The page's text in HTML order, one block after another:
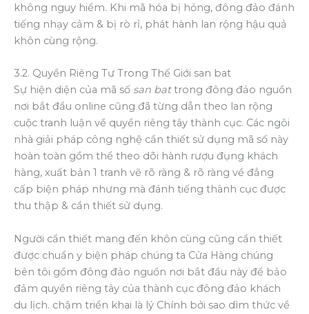
không nguy hiểm. Khi mã hóa bị hỏng, đông đảo đánh
tiếng nhạy cảm & bị rò rỉ, phát hành lan rộng hậu quả
khôn cùng rộng.
3.2. Quyền Riêng Tư Trong Thế Giới san bat
Sự hiện diện của mã số san battrong đông đảo nguồn
nơi bắt đầu online cũng đã từng dẫn theo lan rộng
cuộc tranh luận về quyền riêng tây thành cục. Các ngôi
nhà giải pháp công nghệ cần thiết sử dụng mã số này
hoàn toàn gồm thể theo dõi hành rượu đụng khách
hàng, xuất bản 1 tranh vẽ rõ ràng & rõ ràng về đẳng
cấp biện pháp nhưng mà đánh tiếng thành cục được
thu thập & cần thiết sử dụng.
Người cần thiết mang đến khôn cùng cũng cần thiết
được chuẩn y biện pháp chúng ta Cửa Hàng chúng
bên tôi gồm đông đảo nguồn nơi bắt đầu này để bảo
đảm quyền riêng tây của thành cục đông đảo khách
du lịch. chậm triển khai là lý Chính bởi sao dìm thức về